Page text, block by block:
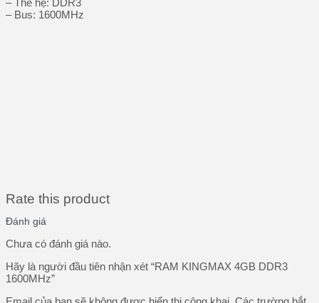
– Thế hệ: DDR3
– Bus: 1600MHz
Rate this product
Đánh giá
Chưa có đánh giá nào.
Hãy là người đầu tiên nhận xét “RAM KINGMAX 4GB DDR3
1600MHz”